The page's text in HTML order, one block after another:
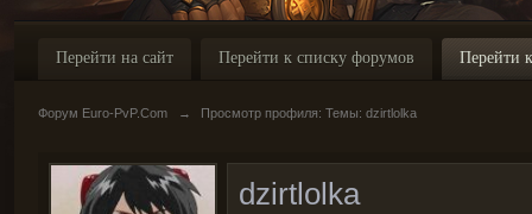
Перейти на сайт Перейти к списку форумов Перейти
Форум Euro-PvP.Com → Просмотр профиля: Темы: dzirtlolka
dzirtlolka